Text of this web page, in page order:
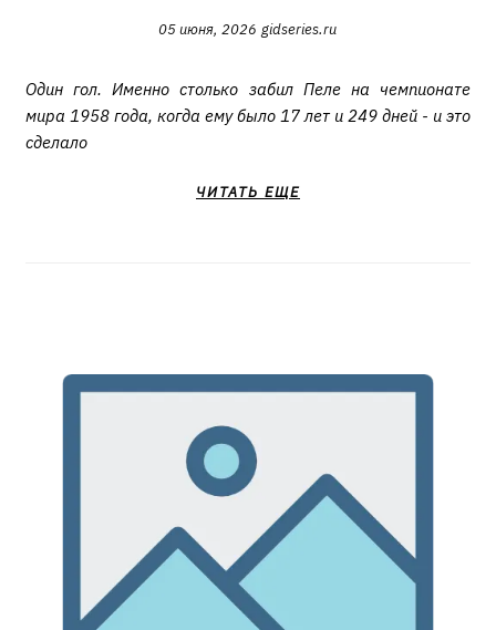
05 июня, 2026 gidseries.ru
Один гол. Именно столько забил Пеле на чемпионате
мира 1958 года, когда ему было 17 лет и 249 дней - и это
сделало
ЧИТАТЬ ЕЩЕ